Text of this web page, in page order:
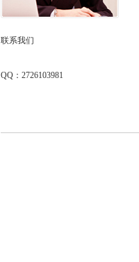
联系我们
QQ：2726103981